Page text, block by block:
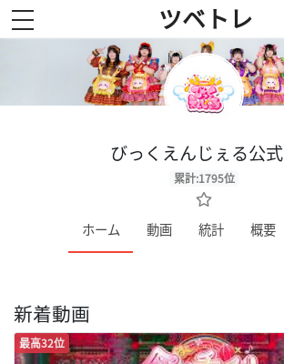
toggle navigation ツベトレ
びっくえんじぇる公式
累計:1795位
ホーム 動画 統計 概要
新着動画
最高32位